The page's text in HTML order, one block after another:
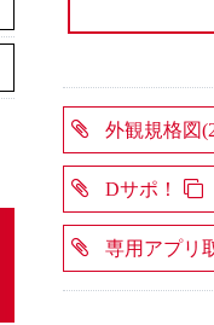
外観規格図
Dサポ！
専用アプリ